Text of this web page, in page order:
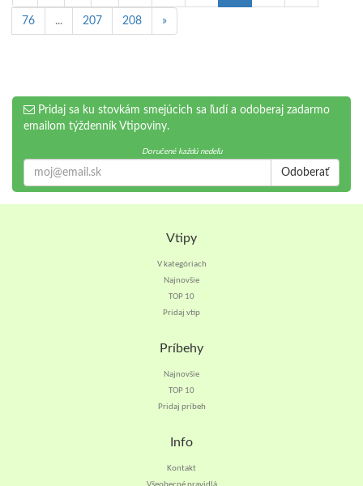
76 ... 207 208 »
Pridaj sa ku stovkám smejúcich sa ľudí a odoberaj zadarmo
emailom týždenník Vtipoviny.
Doručené každú nedeľu
Odoberať
Vtipy
V kategóriach
Najnovšie
TOP 10
Pridaj vtip
Príbehy
Najnovšie
TOP 10
Pridaj príbeh
Info
Kontakt